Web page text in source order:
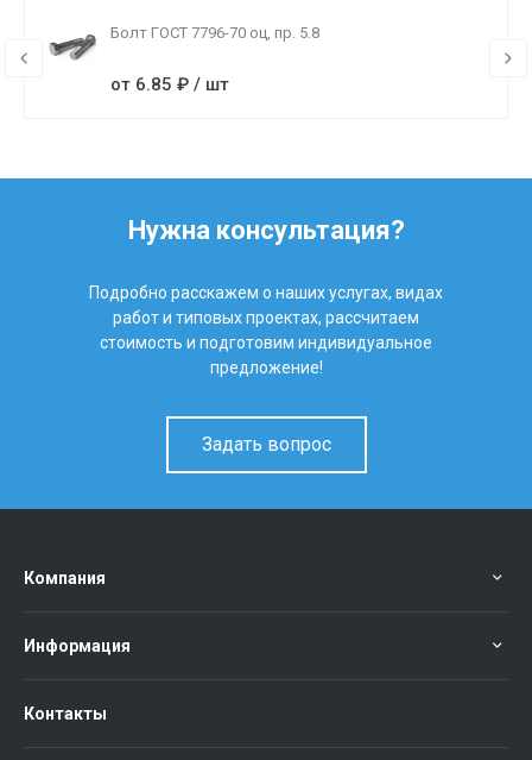
Болт ГОСТ 7796-70 оц, пр. 5.8
от 6.85 ₽ / шт
Нужна консультация?
Подробно расскажем о наших услугах, видах
работ и типовых проектах, рассчитаем
стоимость и подготовим индивидуальное
предложение!
Задать вопрос
Компания
Информация
Контакты